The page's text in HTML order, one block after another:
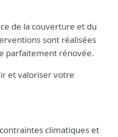
de la couverture et du
sont réalisées
parfaitement rénovée.
et valoriser votre
climatiques et